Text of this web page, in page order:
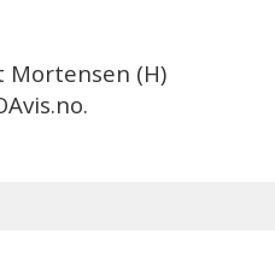
Mortensen (H)